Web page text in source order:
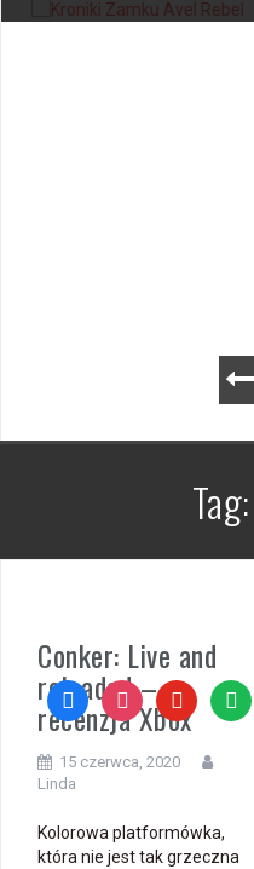
Tag:
Conker: Live and
reloaded –
recenzja Xbox
15 czerwca, 2020
Linda
Kolorowa platformówka,
która nie jest tak grzeczna
facebookinstagramyoutubespotify
Ostatnie wpisy